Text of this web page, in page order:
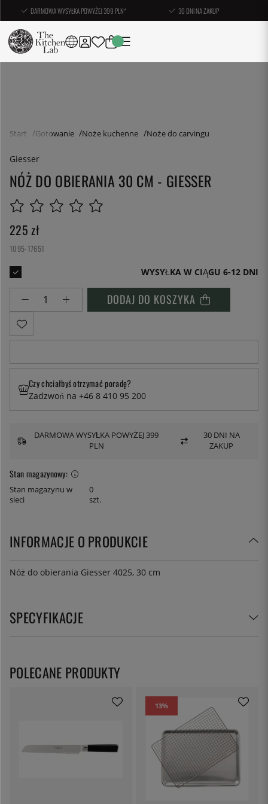
DARMOWA WYSYŁKA POWYŻEJ 399 PLN* 30 DNI NA ZAKUP
Start Gotowanie Noże kuchenne Noże do carvingu
Giesser
NÓŻ DO OBIERANIA 30 CM - GIESSER
225 zł
1095-17651
WYSYŁKA W CIĄGU 6-12 DNI
DODAJ DO KOSZYKA
Stan magazynowy:
Stan magazynu w
sieci
0
szt.
Czy chciałbyś otrzymać poradę?
Zadzwoń na +46 8 410 95 200
DARMOWA WYSYŁKA POWYŻEJ 399
PLN
30 DNI NA
ZAKUP
INFORMACJE O PRODUKCIE
Nóż do obierania Giesser 4025, 30 cm
SPECYFIKACJE
13%
POLECANE PRODUKTY